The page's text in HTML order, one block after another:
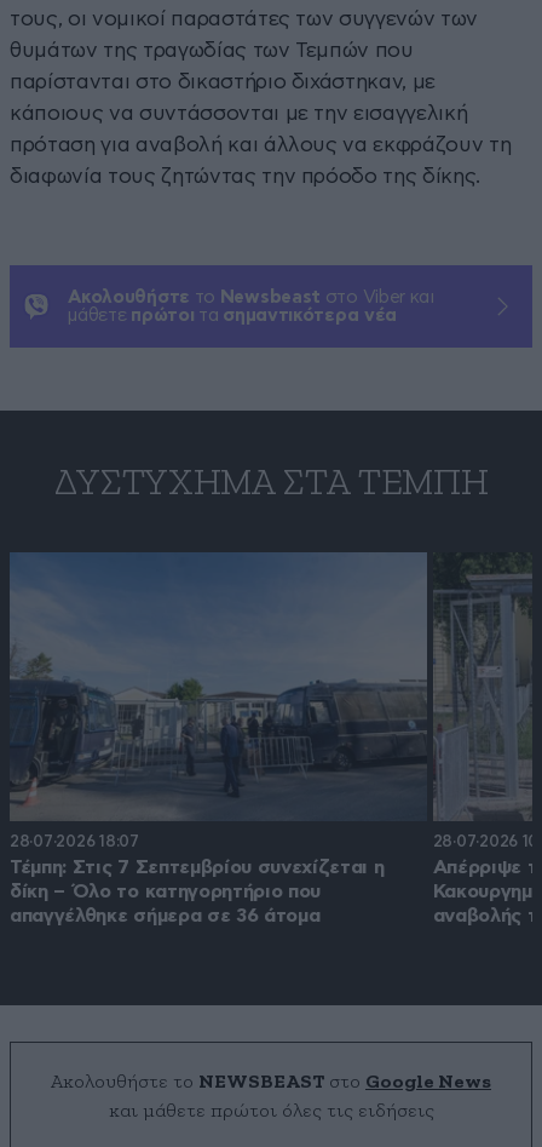
τους, οι νομικοί παραστάτες των συγγενών των
θυμάτων της τραγωδίας των Τεμπών που
παρίστανται στο δικαστήριο διχάστηκαν, με
κάποιους να συντάσσονται με την εισαγγελική
πρόταση για αναβολή και άλλους να εκφράζουν τη
διαφωνία τους ζητώντας την πρόοδο της δίκης.
Ακολουθήστε το Newsbeast στο Viber και
μάθετε πρώτοι τα σημαντικότερα νέα
ΔΥΣΤΎΧΗΜΑ ΣΤΑ ΤΈΜΠΗ
28·07·2026 18:07
Τέμπη: Στις 7 Σεπτεμβρίου συνεχίζεται η
δίκη – Όλο το κατηγορητήριο που
απαγγέλθηκε σήμερα σε 36 άτομα
28·07·2026
Απέρριψε
αναβολής
Ακολουθήστε το NEWSBEAST στο Google News
και μάθετε πρώτοι όλες τις ειδήσεις